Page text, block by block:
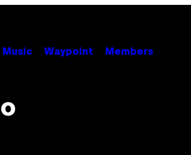
Music Waypoint Members